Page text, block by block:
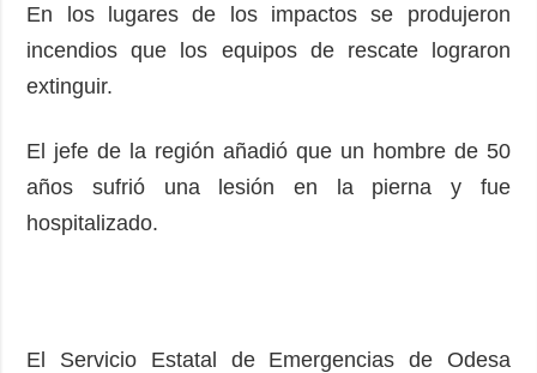
En los lugares de los impactos se produjeron
incendios que los equipos de rescate lograron
extinguir.
El jefe de la región añadió que un hombre de 50
años sufrió una lesión en la pierna y fue
hospitalizado.
El Servicio Estatal de Emergencias de Odesa